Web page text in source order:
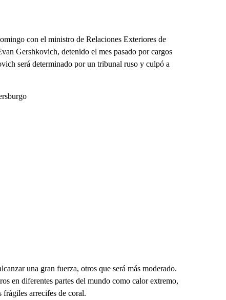
con el ministro de Relaciones Exteriores de
Gershkovich, detenido el mes pasado por cargos
será determinado por un tribunal ruso y culpó a
una gran fuerza, otros que será más moderado.
en diferentes partes del mundo como calor extremo,
arrecifes de coral.